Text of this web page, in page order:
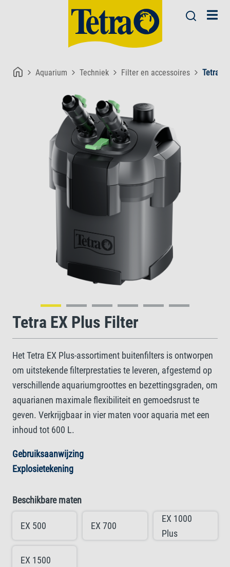
Aquarium Techniek Filter en accessoires Tetra
Tetra EX Plus Filter
Het Tetra EX Plus-assortiment buitenfilters is ontworpen
om uitstekende filterprestaties te leveren, afgestemd op
verschillende aquariumgroottes en bezettingsgraden, om
aquarianen maximale flexibiliteit en gemoedsrust te
geven. Verkrijgbaar in vier maten voor aquaria met een
inhoud tot 600 L.
Gebruiksaanwijzing
Explosietekening
Beschikbare maten
EX 500 EX 700
EX 1000
Plus
EX 1500